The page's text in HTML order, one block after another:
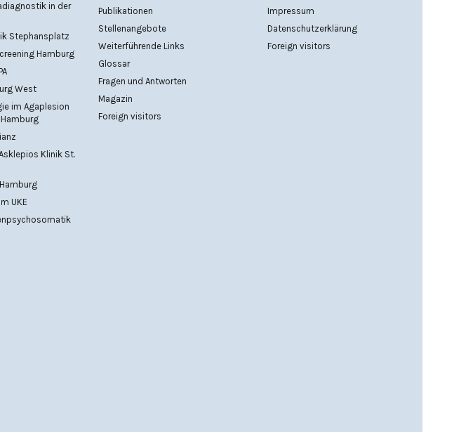
in der
Stephansplatz
Hamburg
West
im Agaplesion
Klinik St.
UKE
Publikationen
Stellenangebote
Weiterführende Links
Glossar
Fragen und Antworten
Magazin
Foreign visitors
Impressum
Datenschutzerklärung
Foreign visitors